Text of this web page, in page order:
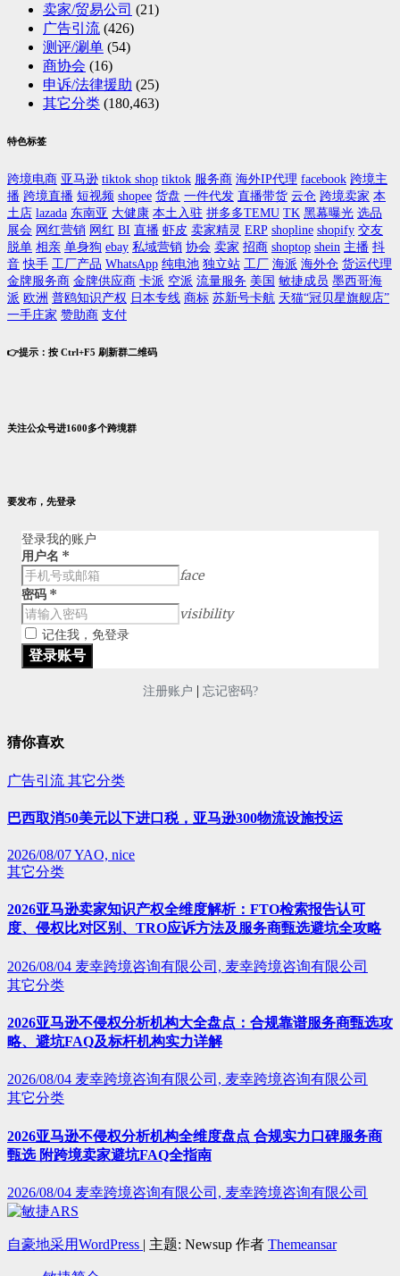
卖家/贸易公司 (21)
广告引流 (426)
测评/涮单 (54)
商协会 (16)
申诉/法律援助 (25)
其它分类 (180,463)
特色标签
跨境电商 亚马逊 tiktok shop tiktok 服务商 海外IP代理 facebook 跨境主
播 跨境直播 短视频 shopee 货盘 一件代发 直播带货 云仓 跨境卖家 本
土店 lazada 东南亚 大健康 本土入驻 拼多多TEMU TK 黑幕曝光 选品
展会 网红营销 网红 BI 直播 虾皮 卖家精灵 ERP shopline shopify 交友
脱单 相亲 单身狗 ebay 私域营销 协会 卖家 招商 shoptop shein 主播 抖
音 快手 工厂产品 WhatsApp 纯电池 独立站 工厂 海派 海外仓 货运代理
金牌服务商 金牌供应商 卡派 空派 流量服务 美国 敏捷成员 墨西哥海
派 欧洲 普鸥知识产权 日本专线 商标 苏新号卡航 天猫“冠贝星旗舰店”
一手庄家 赞助商 支付
👉提示：按 Ctrl+F5 刷新群二维码
关注公众号进1600多个跨境群
要发布，先登录
登录我的账户
用户名 *
face
密码 *
visibility
记住我，免登录
注册账户 | 忘记密码?
猜你喜欢
广告引流 其它分类
巴西取消50美元以下进口税，亚马逊300物流设施投运
2026/08/07YAO, nice
其它分类
2026亚马逊卖家知识产权全维度解析：FTO检索报告认可
度、侵权比对区别、TRO应诉方法及服务商甄选避坑全攻略
2026/08/04 麦幸跨境咨询有限公司, 麦幸跨境咨询有限公司
其它分类
2026亚马逊不侵权分析机构大全盘点：合规靠谱服务商甄选攻
略、避坑FAQ及标杆机构实力详解
2026/08/04 麦幸跨境咨询有限公司, 麦幸跨境咨询有限公司
其它分类
2026亚马逊不侵权分析机构全维度盘点 合规实力口碑服务商
甄选 附跨境卖家避坑FAQ全指南
2026/08/04 麦幸跨境咨询有限公司, 麦幸跨境咨询有限公司
自豪地采用WordPress | 主题: Newsup 作者 Themeansar